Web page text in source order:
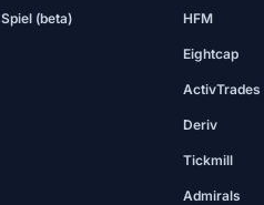
Spiel (beta) HFM
Eightcap
ActivTrades
Deriv
Tickmill
Admirals